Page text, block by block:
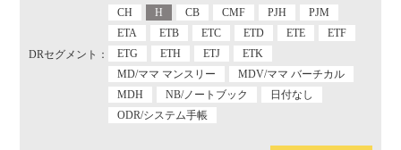
DRセグメント：
CH
H CB CMF PJH
PJM
ETA
ETB ETC ETD ETE
ETF
ETG
ETH ETJ
ETK
MD/ママ マンスリー
MDV/ママ バーチカル
MDH
NB/ノートブック
日付なし
ODR/システム手帳